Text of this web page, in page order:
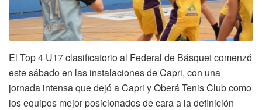
El Top 4 U17 clasificatorio al Federal de Básquet comenzó
este sábado en las instalaciones de Capri, con una
jornada intensa que dejó a Capri y Oberá Tenis Club como
los equipos mejor posicionados de cara a la definición